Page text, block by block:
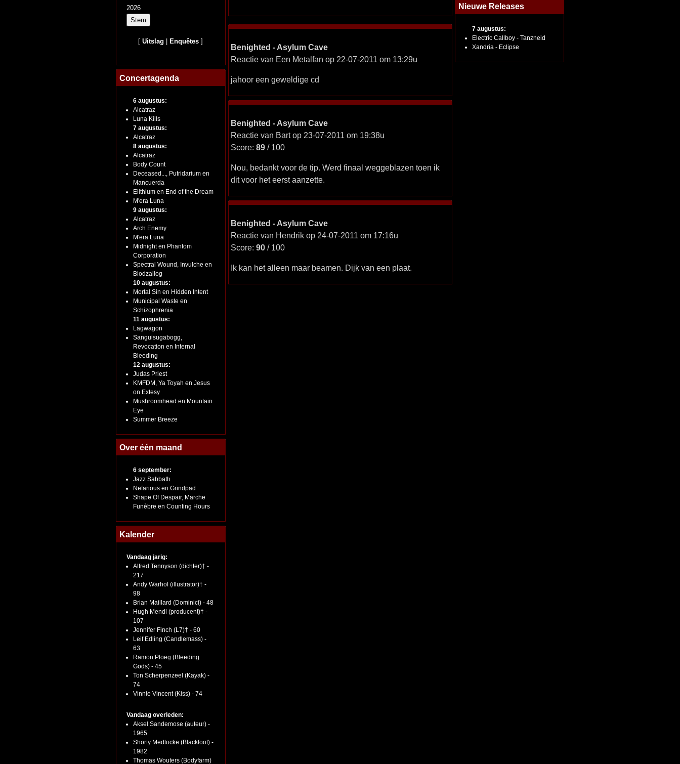
2026
[Uitslag Enquêtes ]
Concertagenda
6 augustus:
Alcatraz
Luna Kills
7 augustus:
Alcatraz
8 augustus:
Alcatraz
Body Count
Deceased..., Putridarium en
Mancuerda
Elithium en End of the Dream
M'era Luna
9 augustus:
Alcatraz
Arch Enemy
M'era Luna
Midnight en Phantom
Corporation
Spectral Wound, Invulche en
Blodzallog
10 augustus:
Mortal Sin en Hidden Intent
Municipal Waste en
Schizophrenia
11 augustus:
Lagwagon
Sanguisugabogg,
Revocation en Internal
Bleeding
12 augustus:
Judas Priest
KMFDM, Ya Toyah en Jesus
on Extesy
Mushroomhead en Mountain
Eye
Summer Breeze
Over één maand
6 september:
Jazz Sabbath
Nefarious en Grindpad
Shape Of Despair, Marche
Funèbre en Counting Hours
Kalender
Vandaag jarig:
Alfred Tennyson (dichter)† -
217
Andy Warhol (illustrator)† -
98
Brian Maillard (Dominici) - 48
Hugh Mendl (producent)† -
107
Jennifer Finch (L7)† - 60
Leif Edling (Candlemass) -
63
Ramon Ploeg (Bleeding
Gods) - 45
Ton Scherpenzeel (Kayak) -
74
Vinnie Vincent (Kiss) - 74
Vandaag overleden:
Aksel Sandemose (auteur) -
1965
Shorty Medlocke (Blackfoot) -
1982
Thomas Wouters (Bodyfarm)
Benighted - Asylum Cave
Reactie van Een Metalfan op 22-07-2011 om 13:29u
jahoor een geweldige cd
Benighted - Asylum Cave
Reactie van Bart op 23-07-2011 om 19:38u
Score: 89/ 100
Nou, bedankt voor de tip. Werd finaal weggeblazen toen ik
dit voor het eerst aanzette.
Benighted - Asylum Cave
Reactie van Hendrik op 24-07-2011 om 17:16u
Score: 90/ 100
Ik kan het alleen maar beamen. Dijk van een plaat.
Nieuwe Releases
7 augustus:
Electric Callboy - Tanzneid
Xandria - Eclipse